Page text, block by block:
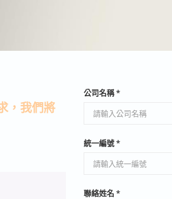
，我們將
公司名稱 *
統一編號 *
聯絡姓名 *